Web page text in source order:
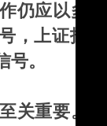
仍应以多
，上证指
。
关重要。